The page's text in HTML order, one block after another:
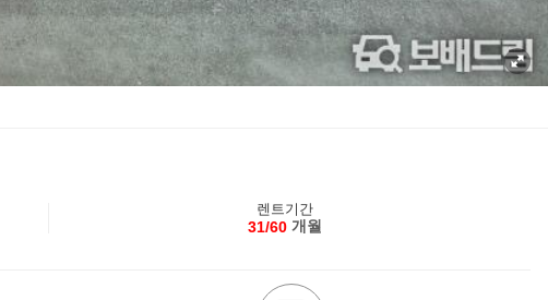
렌트기간
31/60 개월